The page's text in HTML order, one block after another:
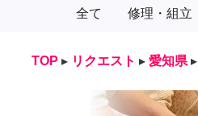
全て 修理・組立
TOP ▸ リクエスト ▸ 愛知県 ▸